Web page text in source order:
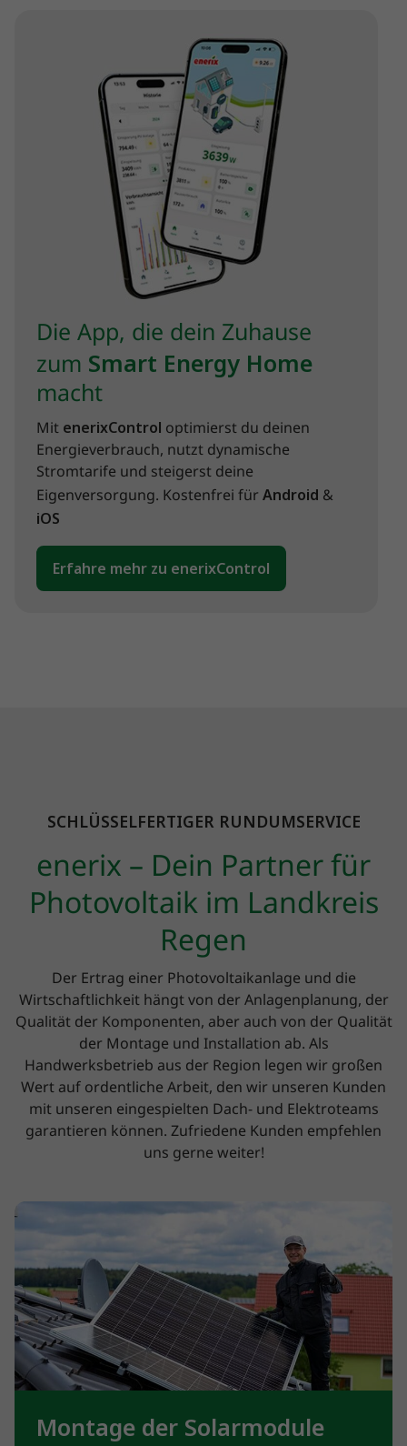
Die App, die dein Zuhause
zum Smart Energy Home
macht
Mit enerixControl optimierst du deinen
Energieverbrauch, nutzt dynamische
Stromtarife und steigerst deine
Eigenversorgung. Kostenfrei für Android &
iOS
Erfahre mehr zu enerixControl
SCHLÜSSELFERTIGER RUNDUMSERVICE
enerix – Dein Partner für
Photovoltaik im Landkreis
Regen
Der Ertrag einer Photovoltaikanlage und die
Wirtschaftlichkeit hängt von der Anlagenplanung, der
Qualität der Komponenten, aber auch von der Qualität
der Montage und Installation ab. Als
Handwerksbetrieb aus der Region legen wir großen
Wert auf ordentliche Arbeit, den wir unseren Kunden
mit unseren eingespielten Dach- und Elektroteams
garantieren können. Zufriedene Kunden empfehlen
uns gerne weiter!
Montage der Solarmodule